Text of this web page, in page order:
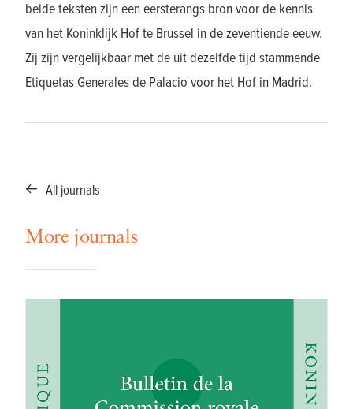
beide teksten zijn een eersterangs bron voor de kennis
van het Koninklijk Hof te Brussel in de zeventiende eeuw.
Zij zijn vergelijkbaar met de uit dezelfde tijd stammende
Etiquetas Generales de Palacio voor het Hof in Madrid.
All journals
More journals